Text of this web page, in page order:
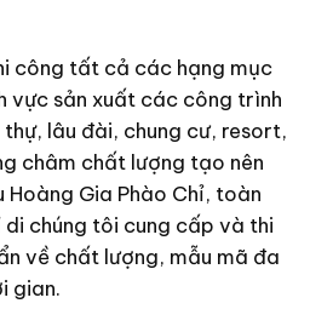
công tất cả các hạng mục
vực sản xuất các công trình
lâu đài, chung cư, resort,
châm chất lượng tạo nên
Gia Phào Chỉ, toàn
chúng tôi cung cấp và thi
về chất lượng, mẫu mã đa
gian.